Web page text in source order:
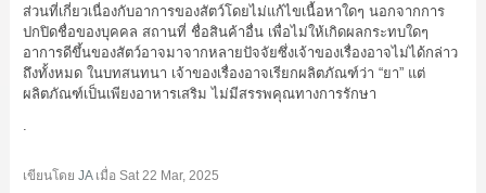
ส่วนที่เกี่ยวเนื่องกับอาการของสัตว์โดยไม่แก้ไขเนื้อหาใดๆ นอกจากการ
ปกปิดชื่อของบุคคล สถานที่ ชื่อสินค้าอื่น เพื่อไม่ให้เกิดผลกระทบใดๆ
อาการดีขึ้นของสัตว์อาจมาจากหลายปัจจัยซึ่งเจ้าของเรื่องอาจไม่ได้กล่าว
ถึงทั้งหมด ในบทสนทนา เจ้าของเรื่องอาจเรียกผลิตภัณฑ์ว่า “ยา” แต่
ผลิตภัณฑ์เป็นเพียงอาหารเสริม ไม่มีสรรพคุณทางการรักษา
เขียนโดย JAเมื่อ Sat 22 Mar, 2025